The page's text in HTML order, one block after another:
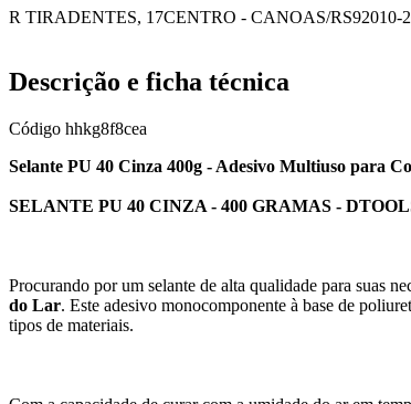
R TIRADENTES, 17CENTRO - CANOAS/RS92010-
Descrição e ficha técnica
Código hhkg8f8cea
Selante PU 40 Cinza 400g - Adesivo Multiuso para
SELANTE PU 40 CINZA - 400 GRAMAS -
Procurando por um selante de alta qualidade para suas
do Lar. Este adesivo monocomponente à base de
tipos de materiais.